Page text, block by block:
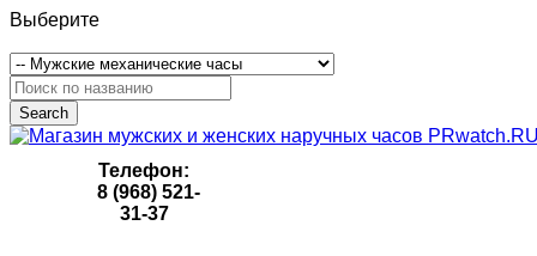
Выберите
Search
Телефон:
8 (968) 521-
31-37